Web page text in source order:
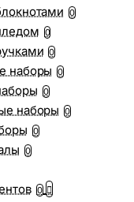
0
0
0
наборы 0
0
наборы 0
0
0
0